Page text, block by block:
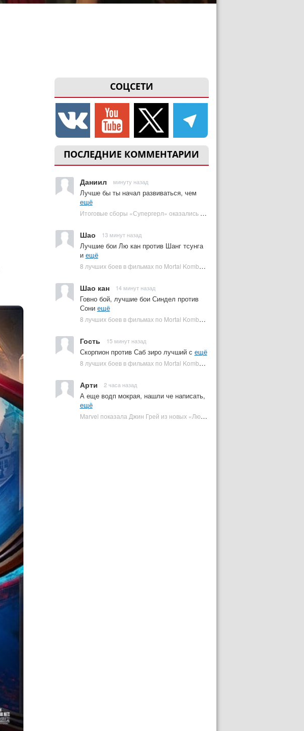
СОЦСЕТИ
ПОСЛЕДНИЕ КОММЕНТАРИИ
Даниил минуту назад
Лучше бы ты начал развиваться, чем
ещё
Итоговые сборы «Супергерл» оказались худшими для DC за два десятилетия | Plugged In Ru
Шао 13 минут назад
Лучшие бои Лю кан против Шанг тсунга
и ещё
8 лучших боев в фильмах по Mortal Kombat: от «Смертельной битвы» до «Мортал Комбат 2» | Plugged In Ru
Шао кан 14 минут назад
Говно бой, лучшие бои Синдел против
Сони ещё
8 лучших боев в фильмах по Mortal Kombat: от «Смертельной битвы» до «Мортал Комбат 2» | Plugged In Ru
Гость 15 минут назад
Скорпион против Саб зиро лучший с ещё
8 лучших боев в фильмах по Mortal Kombat: от «Смертельной битвы» до «Мортал Комбат 2» | Plugged In Ru
Арти 2 часа назад
А еще водп мокрая, нашли че написать,
ещё
Marvel показала Джин Грей из новых «Людей Икс» | Plugged In Ru